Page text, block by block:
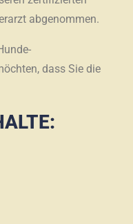
abgenommen.
dass Sie die